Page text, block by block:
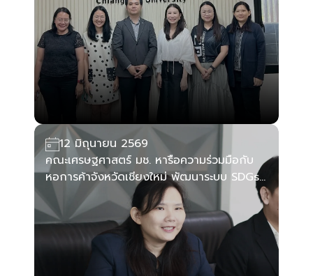
12 มิถุนายน 2569
คณะเศรษฐศาสตร์ มช. หารือความร่วมมือกับ
หอการค้าจังหวัดเชียงใหม่ พัฒนาระบบ SDGs
Monitoring & Evaluation Platform ขับ
เคลื่อนการพัฒนาที่ยั่งยืน